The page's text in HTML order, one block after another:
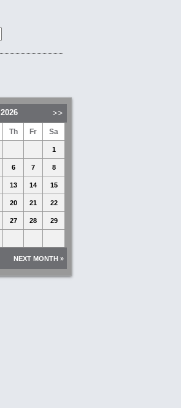
2026
Th Fr Sa
1
6 7 8
13 14 15
20 21 22
27 28 29
NEXT MONTH »